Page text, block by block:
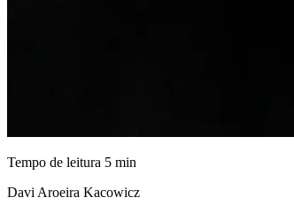
Tempo de leitura 5 min
Davi Aroeira Kacowicz